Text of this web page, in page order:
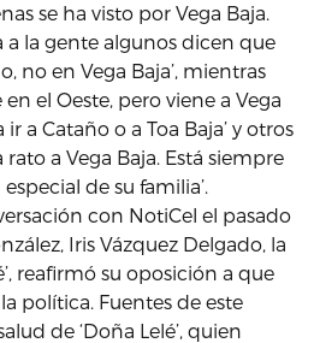
se ha visto por Vega Baja.
a la gente algunos dicen que
no en Vega Baja’, mientras
el Oeste, pero viene a Vega
a Cataño o a Toa Baja’ y otros
rato a Vega Baja. Está siempre
de su familia’.
con NotiCel el pasado
Iris Vázquez Delgado, la
reafirmó su oposición a que
política. Fuentes de este
de ‘Doña Lelé’, quien